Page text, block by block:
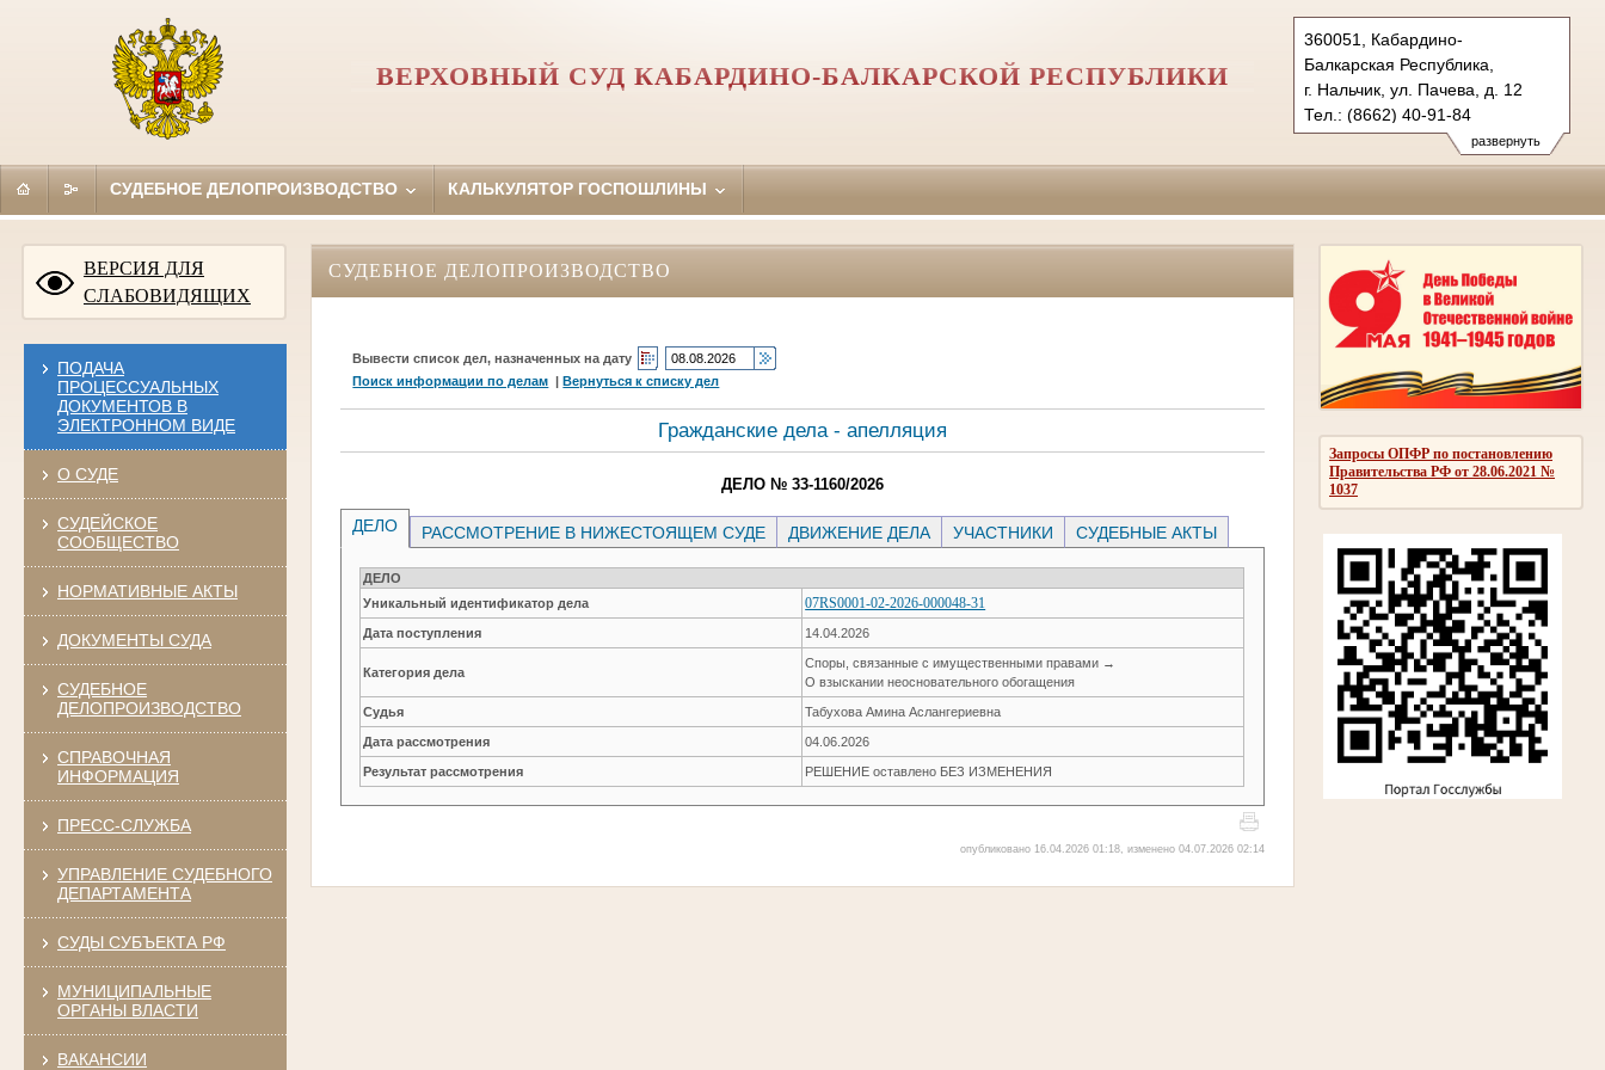
развернуть
360051, Кабардино-
Балкарская Республика,
г. Нальчик, ул. Пачева, д. 12
Тел.: (8662) 40-91-84
vs.kbr@sudrf.ru
ВЕРХОВНЫЙ СУД КАБАРДИНО-БАЛКАРСКОЙ РЕСПУБЛИКИ
СУДЕБНОЕ ДЕЛОПРОИЗВОДСТВО КАЛЬКУЛЯТОР ГОСПОШЛИНЫ
ВЕРСИЯ ДЛЯ
СЛАБОВИДЯЩИХ
ПОДАЧА
ПРОЦЕССУАЛЬНЫХ
ДОКУМЕНТОВ В
ЭЛЕКТРОННОМ ВИДЕ
О СУДЕ
СУДЕЙСКОЕ
СООБЩЕСТВО
НОРМАТИВНЫЕ АКТЫ
ДОКУМЕНТЫ СУДА
СУДЕБНОЕ
ДЕЛОПРОИЗВОДСТВО
СПРАВОЧНАЯ
ИНФОРМАЦИЯ
ПРЕСС-СЛУЖБА
УПРАВЛЕНИЕ СУДЕБНОГО
ДЕПАРТАМЕНТА
СУДЫ СУБЪЕКТА РФ
МУНИЦИПАЛЬНЫЕ
ОРГАНЫ ВЛАСТИ
ВАКАНСИИ
Запросы ОПФР по постановлению
Правительства РФ от 28.06.2021 №
1037
СУДЕБНОЕ ДЕЛОПРОИЗВОДСТВО
Вывести список дел, назначенных на дату
Поиск информации по делам |Вернуться к списку дел
Гражданские дела - апелляция
ДЕЛО № 33-1160/2026
ДЕЛО РАССМОТРЕНИЕ В НИЖЕСТОЯЩЕМ СУДЕ ДВИЖЕНИЕ ДЕЛА УЧАСТНИКИ СУДЕБНЫЕ АКТЫ
ДЕЛО
Уникальный идентификатор дела
07RS0001-02-2026-000048-31
Дата поступления 14.04.2026
Категория дела
Споры, связанные с имущественными правами →
О взыскании неосновательного обогащения
Судья Табухова Амина Аслангериевна
Дата рассмотрения 04.06.2026
Результат рассмотрения РЕШЕНИЕ оставлено БЕЗ ИЗМЕНЕНИЯ
опубликовано 16.04.2026 01:18, изменено 04.07.2026 02:14